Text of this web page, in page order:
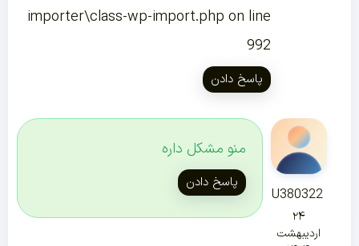
importer\class-wp-import.php on line
992
پاسخ دادن
U380322
۲۴
اردیبهشت
منو مشکل داره
پاسخ دادن